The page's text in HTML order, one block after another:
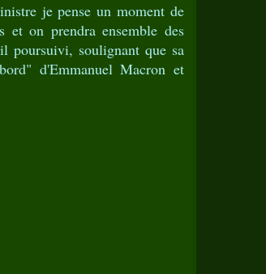
je pense un moment de
on prendra ensemble des
poursuivi, soulignant que sa
d'Emmanuel Macron et